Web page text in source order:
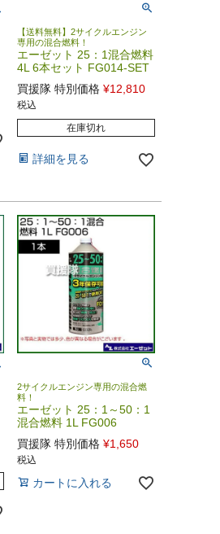
【送料無料】2サイクルエンジン
専用の混合燃料！
エーゼット 25：1混合燃料
4L 6本セット FG014-SET
買援隊 特別価格 ¥12,810
税込
在庫切れ
詳細を見る
2サイクルエンジン専用の混合燃
料！
エーゼット 25：1～50：1
混合燃料 1L FG006
買援隊 特別価格 ¥1,650
税込
カートに入れる